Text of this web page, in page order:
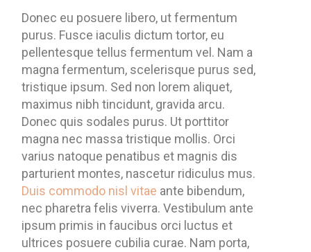
Donec eu posuere libero, ut fermentum
purus. Fusce iaculis dictum tortor, eu
pellentesque tellus fermentum vel. Nam a
magna fermentum, scelerisque purus sed,
tristique ipsum. Sed non lorem aliquet,
maximus nibh tincidunt, gravida arcu.
Donec quis sodales purus. Ut porttitor
magna nec massa tristique mollis. Orci
varius natoque penatibus et magnis dis
parturient montes, nascetur ridiculus mus.
Duis commodo nisl vitae ante bibendum,
nec pharetra felis viverra. Vestibulum ante
ipsum primis in faucibus orci luctus et
ultrices posuere cubilia curae. Nam porta,